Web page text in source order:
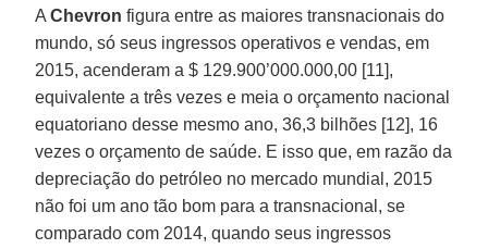
AChevron figura entre as maiores transnacionais do
mundo, só seus ingressos operativos e vendas, em
2015, acenderam a $ 129.900’000.000,00 [11],
equivalente a três vezes e meia o orçamento nacional
equatoriano desse mesmo ano, 36,3 bilhões [12], 16
vezes o orçamento de saúde. E isso que, em razão da
depreciação do petróleo no mercado mundial, 2015
não foi um ano tão bom para a transnacional, se
comparado com 2014, quando seus ingressos